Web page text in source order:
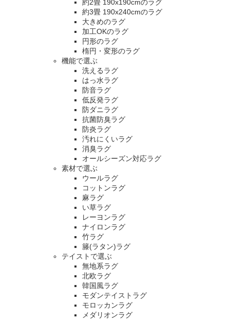
約2畳 190x190cmのラグ
約3畳 190x240cmのラグ
大きめのラグ
加工OKのラグ
円形のラグ
楕円・変形のラグ
機能で選ぶ
洗えるラグ
はっ水ラグ
防音ラグ
低反発ラグ
防ダニラグ
抗菌防臭ラグ
防炎ラグ
汚れにくいラグ
消臭ラグ
オールシーズン対応ラグ
素材で選ぶ
ウールラグ
コットンラグ
麻ラグ
い草ラグ
レーヨンラグ
ナイロンラグ
竹ラグ
籐(ラタン)ラグ
テイストで選ぶ
無地系ラグ
北欧ラグ
韓国風ラグ
モダンテイストラグ
モロッカンラグ
メダリオンラグ